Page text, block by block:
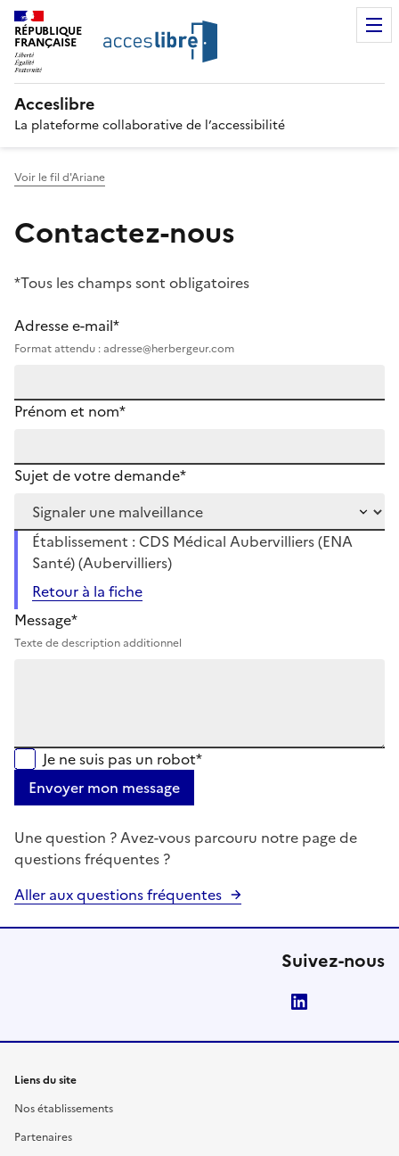
RÉPUBLIQUE
FRANÇAISE
Acceslibre
La plateforme collaborative de l’accessibilité
Voir le fil d'Ariane
Contactez-nous
*Tous les champs sont obligatoires
Adresse e-mail*
Format attendu : adresse@herbergeur.com
Prénom et nom*
Sujet de votre demande*
Établissement : CDS Médical Aubervilliers (ENA
Santé) (Aubervilliers)
Retour à la fiche
Message*
Texte de description additionnel
Je ne suis pas un robot*
Envoyer mon message
Une question ? Avez-vous parcouru notre page de
questions fréquentes ?
Aller aux questions fréquentes
Suivez-nous
Liens du site
Nos établissements
Partenaires